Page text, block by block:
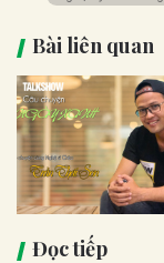
Bài liên quan
Đọc tiếp